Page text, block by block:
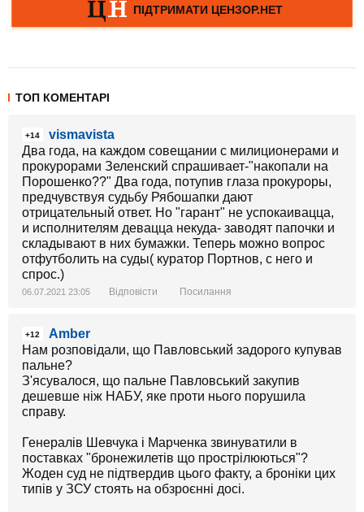
ТОП КОМЕНТАРІ
+14
vismavista
Два года, на каждом совещании с милиционерами и
прокурорами Зеленский спрашивает-"накопали на
Порошенко??" Два года, потупив глаза прокуроры,
предчувствуя судьбу Рябошапки дают
отрицательный ответ. Но "гарант" не успокаивацца,
и исполнителям девацца некуда- заводят папочки и
складывают в них бумажки. Теперь можно вопрос
отфутболить на суды( куратор Портнов, с него и
спрос.)
06.07.2021 23:05 Відповісти Посилання
+12
Amber
Нам розповідали, що Павловський задорого купував
пальне?
З'ясувалося, що пальне Павловський закупив
дешевше ніж НАБУ, яке проти нього порушила
справу.
Генералів Шевчука і Марченка звинуватили в
поставках "бронежилетів що прострілюються"?
Жоден суд не підтвердив цього факту, а броніки цих
типів у ЗСУ стоять на обзроєнні досі.